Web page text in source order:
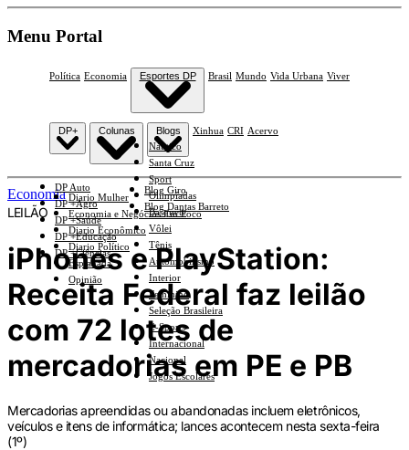
Menu Portal
Política Economia Esportes DP
Náutico
Santa Cruz
Sport
Olimpíadas
Basquete
Vôlei
Tênis
Automobilismo
Interior
Feminino
Seleção Brasileira
E-Sports
Internacional
Nacional
Jogos Escolares
Brasil Mundo Vida Urbana Viver
DP+
DP Auto
DP +Agro
DP +Saúde
DP +Educação
DP +Ciências
Colunas
Diario Mulher
Economia e Negócios Em Foco
Diario Econômico
Diario Político
Esplanada
Opinião
Blogs
Blog Giro
Blog Dantas Barreto
Xinhua CRI Acervo
Economia
LEILÃO
iPhones e PlayStation:
Receita Federal faz leilão
com 72 lotes de
mercadorias em PE e PB
Mercadorias apreendidas ou abandonadas incluem eletrônicos,
veículos e itens de informática; lances acontecem nesta sexta-feira
(1º)